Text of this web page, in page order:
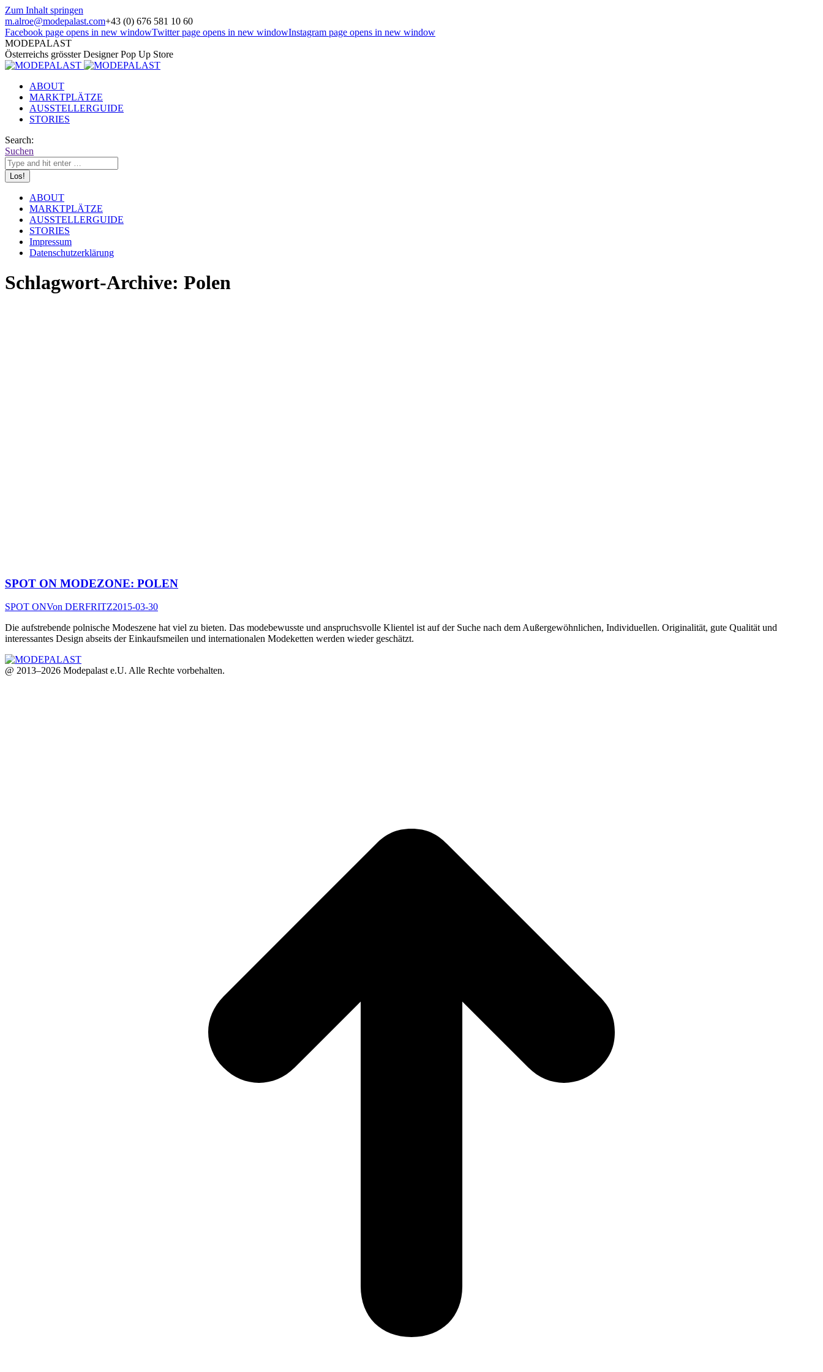
Zum Inhalt springen
m.alroe@modepalast.com+43 (0) 676 581 10 60
Facebook page opens in new windowTwitter page opens in new windowInstagram page opens in new window
MODEPALAST
Österreichs grösster Designer Pop Up Store
ABOUT
MARKTPLÄTZE
AUSSTELLERGUIDE
STORIES
Search:
Suchen
ABOUT
MARKTPLÄTZE
AUSSTELLERGUIDE
STORIES
Impressum
Datenschutzerklärung
Schlagwort-Archive: Polen
SPOT ON MODEZONE: POLEN
SPOT ONVon DERFRITZ2015-03-30
Die aufstrebende polnische Modeszene hat viel zu bieten. Das modebewusste und anspruchsvolle Klientel ist auf der Suche nach dem Außergewöhnlichen, Individuellen. Originalität, gute Qualität und
interessantes Design abseits der Einkaufsmeilen und internationalen Modeketten werden wieder geschätzt.
@ 2013–2026 Modepalast e.U. Alle Rechte vorbehalten.